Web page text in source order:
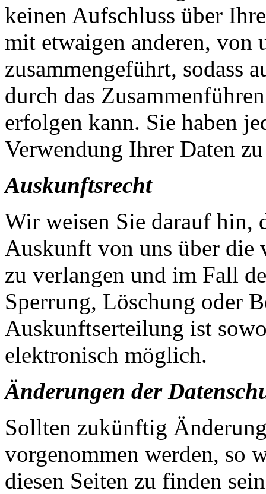
keinen Aufschluss über
mit etwaigen anderen, von
zusammengeführt, sodass
durch das
erfolgen kann. Sie haben
Verwendung Ihrer Daten
Auskunftsrecht
Wir weisen Sie darauf hin,
Auskunft von uns über die
zu verlangen und im Fall
Sperrung, Löschung oder
Auskunftserteilung ist
elektronisch möglich.
Änderungen der
Sollten zukünftig
vorgenommen werden, so
diesen Seiten zu finden